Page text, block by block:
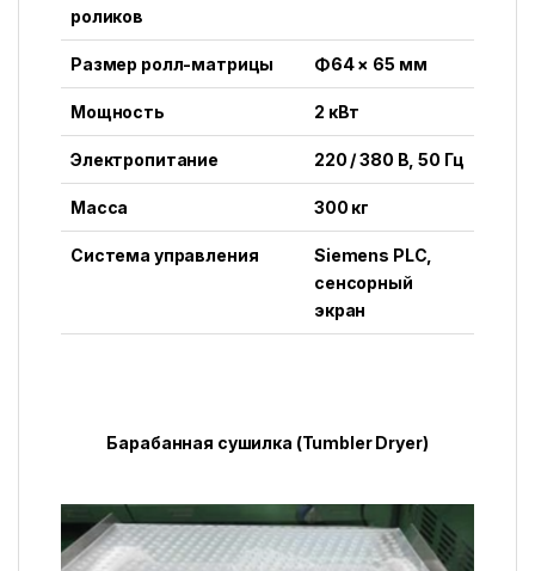
роликов
Размер ролл-матрицы Φ64 × 65 мм
Мощность 2 кВт
Электропитание 220 / 380 В, 50 Гц
Масса 300 кг
Система управления
Siemens PLC,
сенсорный
экран
Барабанная сушилка (Tumbler Dryer)